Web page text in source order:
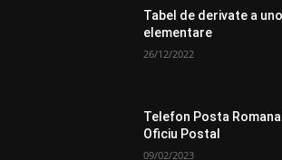
Tabel de derivate a
elementare
26/12/2022
Telefon Posta
Oficiu Postal
09/02/2023